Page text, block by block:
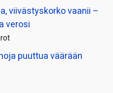
viivästyskorko vaanii –
verosi
puuttua väärään